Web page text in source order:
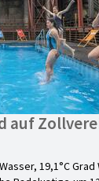
auf
19,1°C